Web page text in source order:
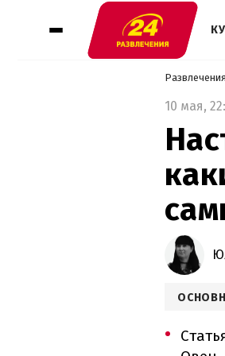
Развлечения
10 мая,